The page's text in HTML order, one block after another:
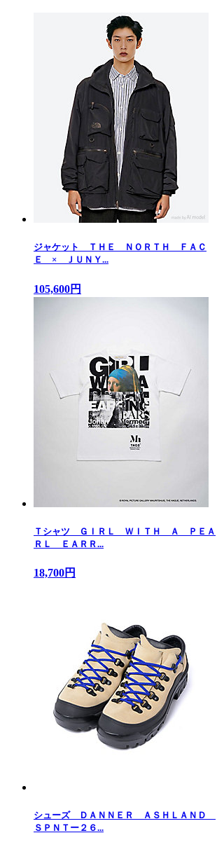
ジャケット ＴＨＥ ＮＯＲＴＨ ＦＡＣ
Ｅ × ＪＵＮＹ...
105,600円
Ｔシャツ ＧＩＲＬ ＷＩＴＨ Ａ ＰＥＡ
ＲＬ ＥＡＲＲ...
18,700円
シューズ ＤＡＮＮＥＲ ＡＳＨＬＡＮＤ
ＳＰＮＴー２６...